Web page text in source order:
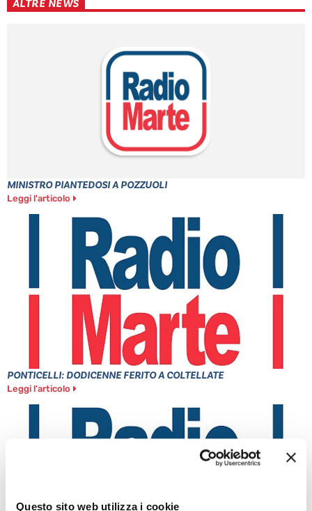
Questo sito web utilizza i cookie
ALTRE NEWS
MINISTRO PIANTEDOSI A POZZUOLI
Leggi l'articolo
PONTICELLI: DODICENNE FERITO A COLTELLATE
Leggi l'articolo